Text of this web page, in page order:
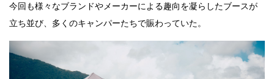
今回も様々なブランドやメーカーによる趣向を凝らしたブースが
立ち並び、多くのキャンパーたちで賑わっていた。